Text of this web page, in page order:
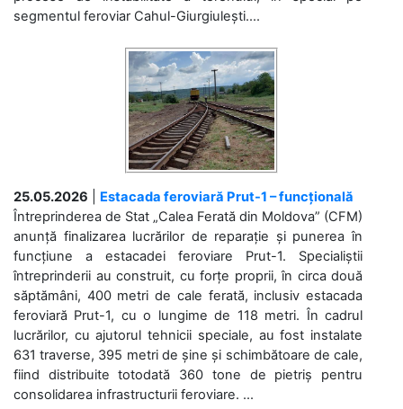
segmentul feroviar Cahul-Giurgiulești....
25.05.2026
Estacada feroviară Prut-1 – funcțională
Întreprinderea de Stat „Calea Ferată din Moldova” (CFM)
anunță finalizarea lucrărilor de reparație și punerea în
funcțiune a estacadei feroviare Prut-1. Specialiștii
întreprinderii au construit, cu forțe proprii, în circa două
săptămâni, 400 metri de cale ferată, inclusiv estacada
feroviară Prut-1, cu o lungime de 118 metri. În cadrul
lucrărilor, cu ajutorul tehnicii speciale, au fost instalate
631 traverse, 395 metri de șine și schimbătoare de cale,
fiind distribuite totodată 360 tone de pietriș pentru
consolidarea infrastructurii feroviare. ...